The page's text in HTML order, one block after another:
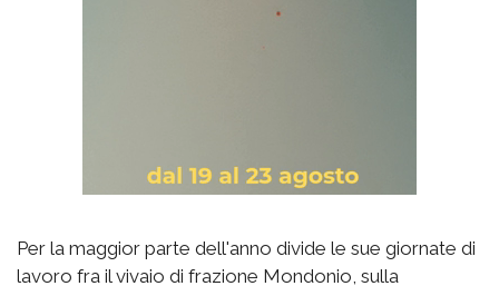
Per la maggior parte dell'anno divide le sue giornate di
lavoro fra il vivaio di frazione Mondonio, sulla